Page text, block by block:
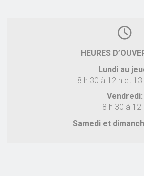
HEURES
Lundi au
8 h 30 à 12 h et 13
Vendredi:
8 h 30 à 12
Samedi et